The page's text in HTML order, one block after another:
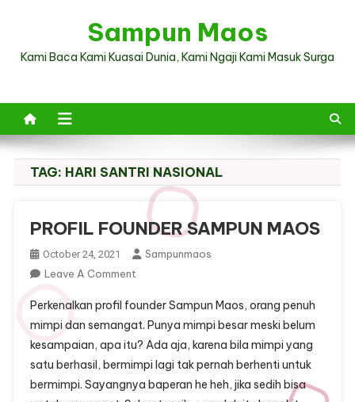
Sampun Maos
Kami Baca Kami Kuasai Dunia, Kami Ngaji Kami Masuk Surga
TAG: HARI SANTRI NASIONAL
PROFIL FOUNDER SAMPUN MAOS
October 24, 2021
Sampunmaos
Leave A CommentOn
FOUNDER
SAMPUN
MAOS
Perkenalkan profil founder Sampun Maos, orang penuh
mimpi dan semangat. Punya mimpi besar meski belum
kesampaian, apa itu? Ada aja, karena bila mimpi yang
satu berhasil, bermimpi lagi tak pernah berhenti untuk
bermimpi. Sayangnya baperan he heh, jika sedih bisa